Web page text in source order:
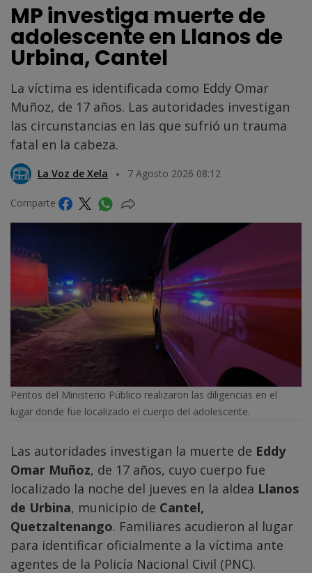
MP investiga muerte de
adolescente en Llanos de
Urbina, Cantel
La víctima es identificada como Eddy Omar
Muñoz, de 17 años. Las autoridades investigan
las circunstancias en las que sufrió un trauma
fatal en la cabeza.
La Voz de Xela 7 Agosto 2026 08:12
Comparte
Peritos del Ministerio Público realizaron las diligencias en el
lugar donde fue localizado el cuerpo del adolescente.
Las autoridades investigan la muerte de Eddy
Omar Muñoz, de 17 años, cuyo cuerpo fue
localizado la noche del jueves en la aldea Llanos
de Urbina, municipio de Cantel,
Quetzaltenango. Familiares acudieron al lugar
para identificar oficialmente a la víctima ante
agentes de la Policía Nacional Civil (PNC).